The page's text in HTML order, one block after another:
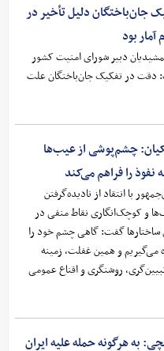
جان‌باختگان دلیل تأخیر در
آمار بود
دبیر شورای امنیت کشور
در تفکیک جان‌باختگان علت
چشم‌پوشی از عیب‌ها
نفوذ را فراهم می‌کند
با انتقاد از نادیده‌گرفتن
و کوچک‌انگاری نقاط منفی در
ساختارها گفت: گاهی چشم خود را
می‌گیریم و همین غفلت، زمینه
روشنگری و اقناع عمومی
به هرگونه حمله علیه ایران